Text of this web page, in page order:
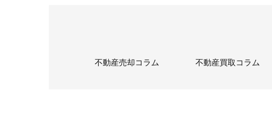
不動産売却コラム 不動産買取コラム